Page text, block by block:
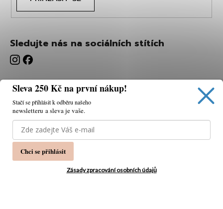
Používáme cookies, abychom vám umožnili pohodlné
prohlížení webu a díky analýze webu neustále zlepšovat
jeho funkce, výkon a použitelnost.
Sledujte nás na sociálních stítích
Sleva 250 Kč na první nákup!
Stačí se přihlásit k odběru našeho
newsletteru a sleva je vaše.
Chci se přihlásit
Zásady zpracování osobních údajů